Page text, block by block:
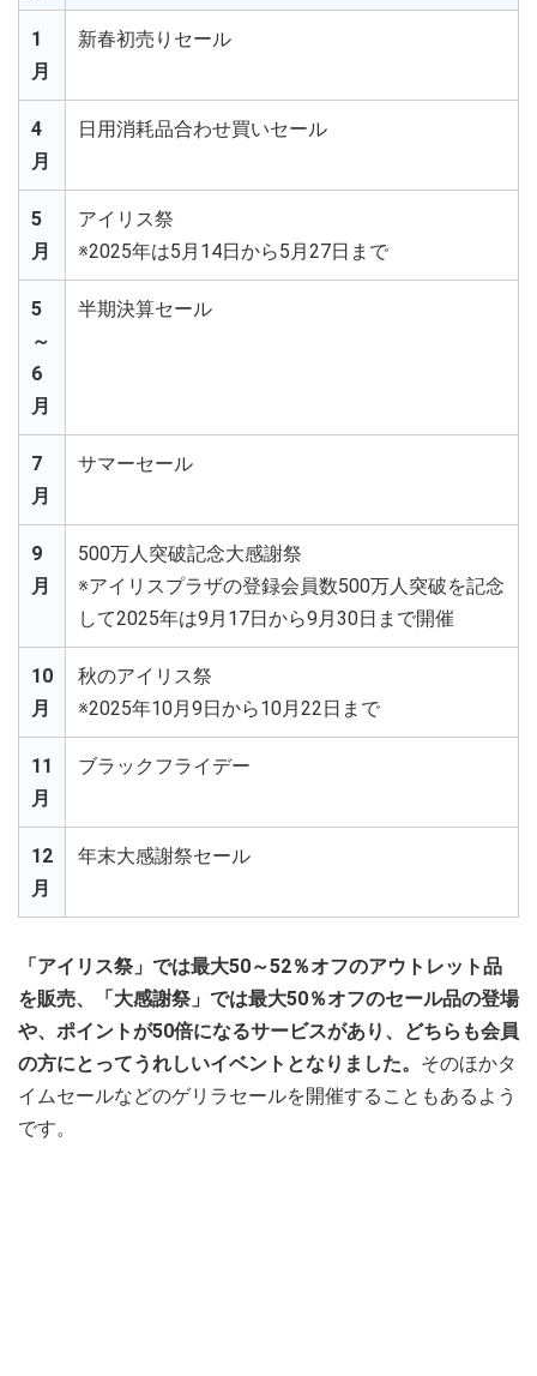
1
月
新春初売りセール
4
月
日用消耗品合わせ買いセール
5
月
アイリス祭
※2025年は5月14日から5月27日まで
5
～
6
月
半期決算セール
7
月
サマーセール
9
月
500万人突破記念大感謝祭
※アイリスプラザの登録会員数500万人突破を記念
して2025年は9月17日から9月30日まで開催
10
月
秋のアイリス祭
※2025年10月9日から10月22日まで
11
月
ブラックフライデー
12
月
年末大感謝祭セール
「アイリス祭」では最大50～52％オフのアウトレット品
を販売、「大感謝祭」では最大50％オフのセール品の登場
や、ポイントが50倍になるサービスがあり、どちらも会員
の方にとってうれしいイベントとなりました。 そのほかタ
イムセールなどのゲリラセールを開催することもあるよう
です。